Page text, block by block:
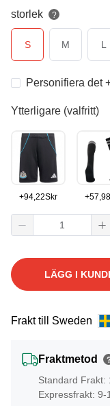
storlek ?
S M L
Personifiera det
Ytterligare (valfritt)
+94,22Skr +57,98
LÄGG I
Frakt till Sweden
Fraktmetod
Standard Frakt:
Expressfrakt: